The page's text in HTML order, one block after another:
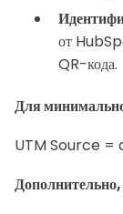
от
QR-кода.
Для
UTM Source =